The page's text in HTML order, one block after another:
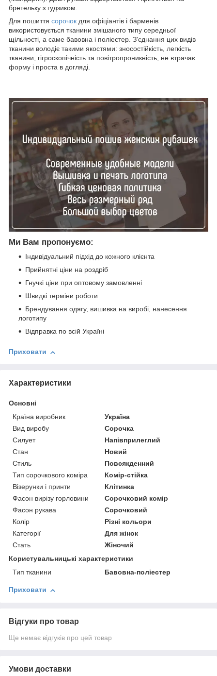
бретельку з гудзиком.
Для пошиття сорочок для офіціантів і барменів
використовується тканини змішаного типу середньої
щільності, а саме бавовна і поліестер. З'єднання цих видів
тканини володіє такими якостями: зносостійкість, легкість
тканини, гігроскопічність та повітропроникність, не втрачає
форму і проста в догляді.
Ми Вам пропонуємо:
Індивідуальний підхід до кожного клієнта
Прийнятні ціни на роздріб
Гнучкі ціни при оптовому замовленні
Швидкі терміни роботи
Брендування одягу, вишивка на виробі, нанесення
логотипу
Відправка по всій Україні
Приховати
Характеристики
Основні
Країна виробник
Україна
Вид виробу
Сорочка
Силует
Напівприлеглий
Стан
Новий
Стиль
Повсякденний
Тип сорочкового коміра
Комір-стійка
Візерунки і принти
Клітинка
Фасон вирізу горловини
Сорочковий комір
Фасон рукава
Сорочковий
Колір
Різні кольори
Категорії
Для жінок
Стать
Жіночий
Користувальницькі характеристики
Тип тканини
Бавовна-поліестер
Приховати
Відгуки про товар
Ще немає відгуків про цей товар
Умови доставки